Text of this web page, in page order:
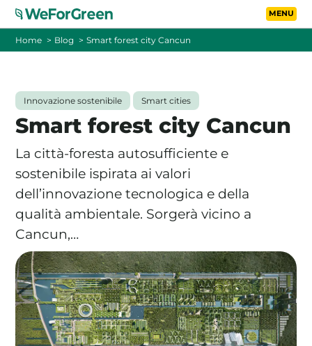
Vai al contenuto
TARIFFE
FOTOVOLTAICO A DISTANZA
FAQ
BLOG
CONTATTI
PASSA A WEFORGREEN
Home Blog Smart forest city Cancun
Innovazione sostenibile Smart cities
Smart forest city Cancun
La città-foresta autosufficiente e
sostenibile ispirata ai valori
dell’innovazione tecnologica e della
qualità ambientale. Sorgerà vicino a
Cancun,…